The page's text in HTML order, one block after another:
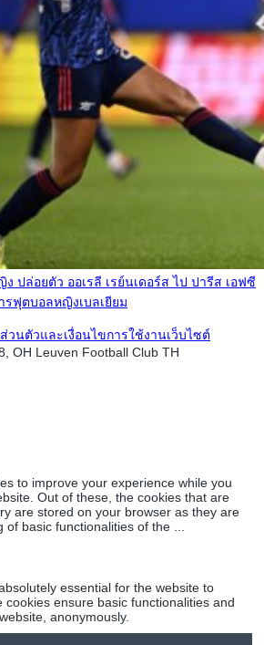
ง ปล่อยตัว ออเรลี เรย์นเดอร์ส ไป ปารีส เอฟซี
รฟุตบอลหญิงเบลเยียม
วนตัวและเงื่อนไขการใช้งานเว็บไซต์
OH Leuven Football Club TH
to improve your experience while you
Out of these, the cookies that are
are stored on your browser as they are
of basic functionalities of the
essential for the website to
cookies ensure basic functionalities and
anonymously.